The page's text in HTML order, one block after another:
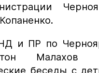
и ПР по
Малахов
беседы с